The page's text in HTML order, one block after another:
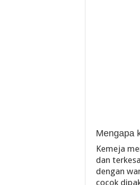
Mengapa
Kemeja
dan
dengan
cocok